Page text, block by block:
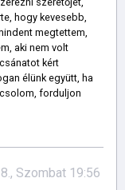
hogy kevesebb,
megtettem,
aki nem volt
kért
élünk együtt, ha
forduljon
Szombat 19:56